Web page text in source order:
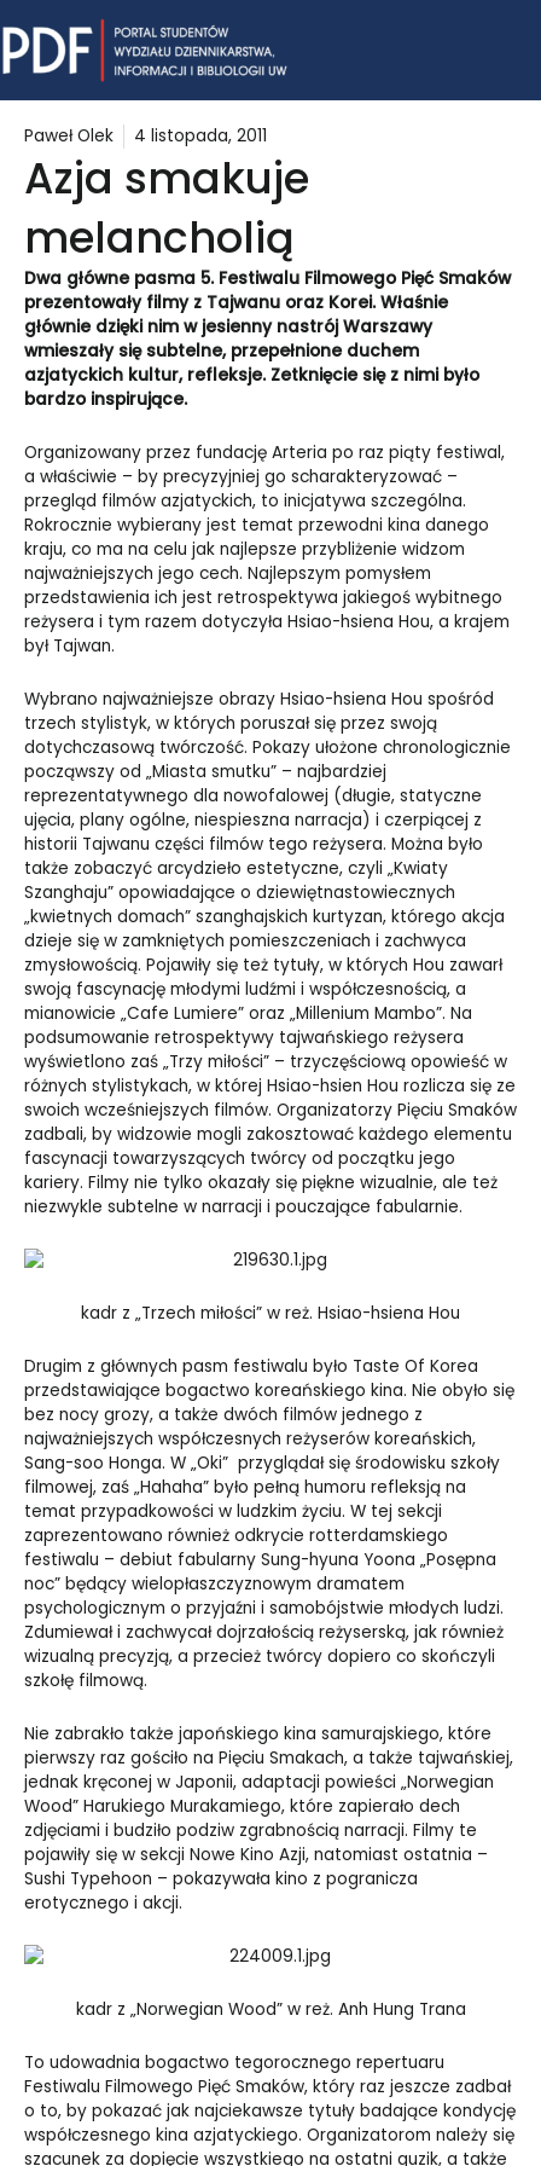
to
content
Paweł Olek 4 listopada, 2011
Azja smakuje
melancholią
Dwa główne pasma 5. Festiwalu Filmowego Pięć Smaków
prezentowały filmy z Tajwanu oraz Korei. Właśnie
głównie dzięki nim w jesienny nastrój Warszawy
wmieszały się subtelne, przepełnione duchem
azjatyckich kultur, refleksje. Zetknięcie się z nimi było
bardzo inspirujące.
Organizowany przez fundację Arteria po raz piąty festiwal,
a właściwie – by precyzyjniej go scharakteryzować –
przegląd filmów azjatyckich, to inicjatywa szczególna.
Rokrocznie wybierany jest temat przewodni kina danego
kraju, co ma na celu jak najlepsze przybliżenie widzom
najważniejszych jego cech. Najlepszym pomysłem
przedstawienia ich jest retrospektywa jakiegoś wybitnego
reżysera i tym razem dotyczyła Hsiao-hsiena Hou, a krajem
był Tajwan.
Wybrano najważniejsze obrazy Hsiao-hsiena Hou spośród
trzech stylistyk, w których poruszał się przez swoją
dotychczasową twórczość. Pokazy ułożone chronologicznie
począwszy od „Miasta smutku” – najbardziej
reprezentatywnego dla nowofalowej (długie, statyczne
ujęcia, plany ogólne, niespieszna narracja) i czerpiącej z
historii Tajwanu części filmów tego reżysera. Można było
także zobaczyć arcydzieło estetyczne, czyli „Kwiaty
Szanghaju” opowiadające o dziewiętnastowiecznych
„kwietnych domach” szanghajskich kurtyzan, którego akcja
dzieje się w zamkniętych pomieszczeniach i zachwyca
zmysłowością. Pojawiły się też tytuły, w których Hou zawarł
swoją fascynację młodymi ludźmi i współczesnością, a
mianowicie „Cafe Lumiere” oraz „Millenium Mambo”. Na
podsumowanie retrospektywy tajwańskiego reżysera
wyświetlono zaś „Trzy miłości” – trzyczęściową opowieść w
różnych stylistykach, w której Hsiao-hsien Hou rozlicza się ze
swoich wcześniejszych filmów. Organizatorzy Pięciu Smaków
zadbali, by widzowie mogli zakosztować każdego elementu
fascynacji towarzyszących twórcy od początku jego
kariery. Filmy nie tylko okazały się piękne wizualnie, ale też
niezwykle subtelne w narracji i pouczające fabularnie.
kadr z „Trzech miłości” w reż. Hsiao-hsiena Hou
Drugim z głównych pasm festiwalu było Taste Of Korea
przedstawiające bogactwo koreańskiego kina. Nie obyło się
bez nocy grozy, a także dwóch filmów jednego z
najważniejszych współczesnych reżyserów koreańskich,
Sang-soo Honga. W „Oki” przyglądał się środowisku szkoły
filmowej, zaś „Hahaha” było pełną humoru refleksją na
temat przypadkowości w ludzkim życiu. W tej sekcji
zaprezentowano również odkrycie rotterdamskiego
festiwalu – debiut fabularny Sung-hyuna Yoona „Posępna
noc” będący wielopłaszczyznowym dramatem
psychologicznym o przyjaźni i samobójstwie młodych ludzi.
Zdumiewał i zachwycał dojrzałością reżyserską, jak również
wizualną precyzją, a przecież twórcy dopiero co skończyli
szkołę filmową.
Nie zabrakło także japońskiego kina samurajskiego, które
pierwszy raz gościło na Pięciu Smakach, a także tajwańskiej,
jednak kręconej w Japonii, adaptacji powieści „Norwegian
Wood” Harukiego Murakamiego, które zapierało dech
zdjęciami i budziło podziw zgrabnością narracji. Filmy te
pojawiły się w sekcji Nowe Kino Azji, natomiast ostatnia –
Sushi Typehoon – pokazywała kino z pogranicza
erotycznego i akcji.
kadr z „Norwegian Wood” w reż. Anh Hung Trana
To udowadnia bogactwo tegorocznego repertuaru
Festiwalu Filmowego Pięć Smaków, który raz jeszcze zadbał
o to, by pokazać jak najciekawsze tytuły badające kondycję
współczesnego kina azjatyckiego. Organizatorom należy się
szacunek za dopięcie wszystkiego na ostatni guzik, a także